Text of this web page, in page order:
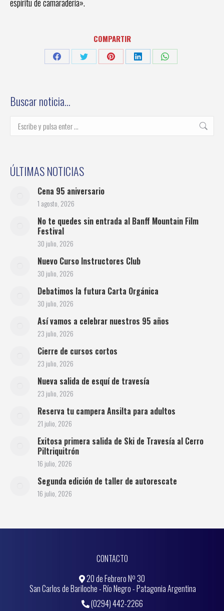
COMPARTIR
Share
Share
Share
Share
Share
Buscar noticia…
Buscar:
ÚLTIMAS NOTICIAS
Cena 95 aniversario
1 agosto, 2026
No te quedes sin entrada al Banff Mountain Film
Festival
30 julio, 2026
Nuevo Curso Instructores Club
30 julio, 2026
Debatimos la futura Carta Orgánica
30 julio, 2026
Así vamos a celebrar nuestros 95 años
23 julio, 2026
Cierre de cursos cortos
23 julio, 2026
Nueva salida de esquí de travesía
23 julio, 2026
Reserva tu campera Ansilta para adultos
21 julio, 2026
Exitosa primera salida de Ski de Travesía al Cerro
Piltriquitrón
16 julio, 2026
Segunda edición de taller de autorescate
16 julio, 2026
CONTACTO
20 de Febrero Nº 30
San Carlos de Bariloche - Río Negro - Patagonia Argentina
(0294) 442-2266